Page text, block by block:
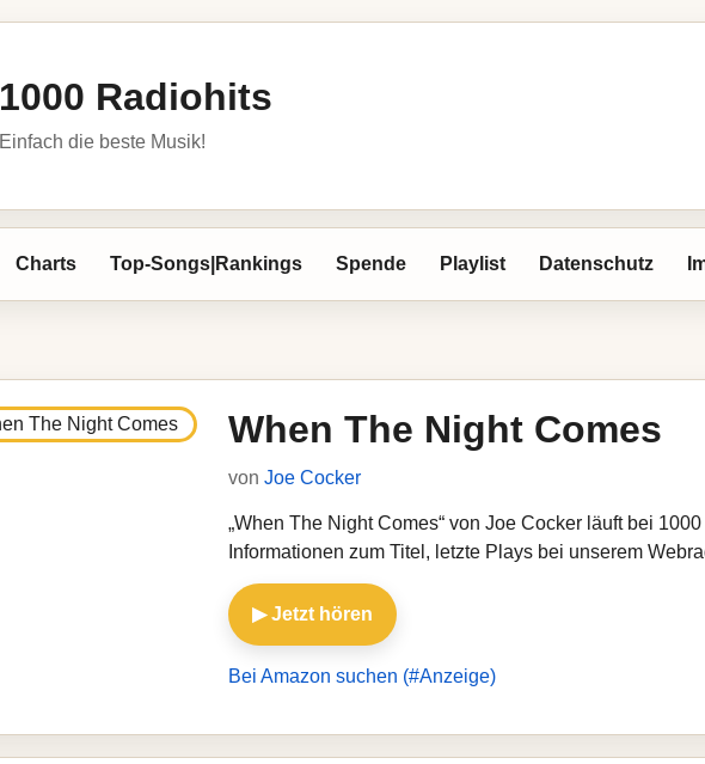
1000 Radiohits
Einfach die beste Musik!
Charts Top-Songs|Rankings Spende Playlist Datenschutz
When The Night Comes
von Joe Cocker
„When The Night Comes“ von Joe Cocker läuft bei
Informationen zum Titel, letzte Plays bei unserem
▶ Jetzt hören
Bei Amazon suchen (#Anzeige)